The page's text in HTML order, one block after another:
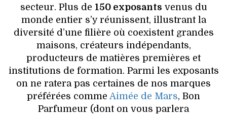
secteur. Plus de 150 exposants venus du
monde entier s’y réunissent, illustrant la
diversité d’une filière où coexistent grandes
maisons, créateurs indépendants,
producteurs de matières premières et
institutions de formation. Parmi les exposants
on ne ratera pas certaines de nos marques
préférées comme Aimée de Mars, Bon
Parfumeur (dont on vous parlera